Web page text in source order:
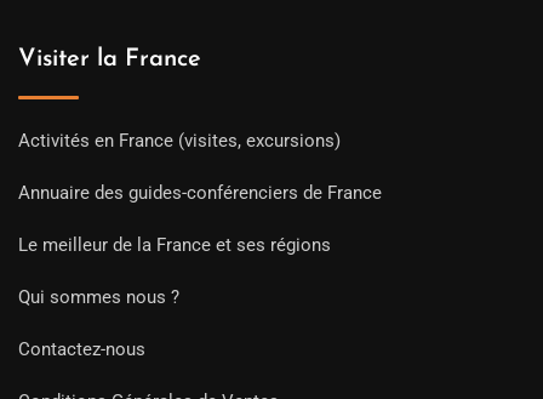
Visiter la France
Activités en France (visites, excursions)
Annuaire des guides-conférenciers de France
Le meilleur de la France et ses régions
Qui sommes nous ?
Contactez-nous